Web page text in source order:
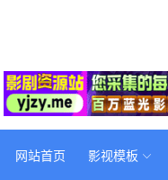
网站首页 影视模板